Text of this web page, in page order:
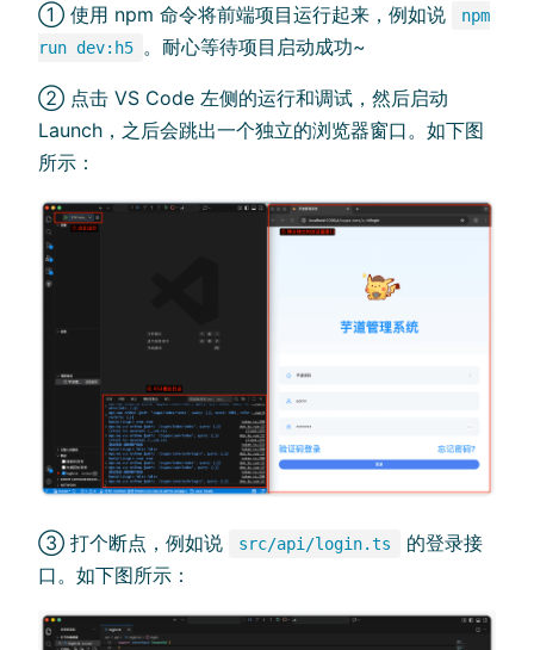
① 使用 npm 命令将前端项目运行起来，例如说
npm
run dev:h5 。耐心等待项目启动成功~
② 点击 VS Code 左侧的运行和调试，然后启动
Launch，之后会跳出一个独立的浏览器窗口。如下图
所示：
③ 打个断点，例如说 src/api/login.ts
的登录接
口。如下图所示：